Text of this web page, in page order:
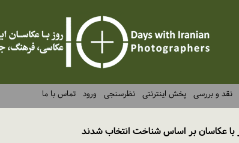
نقد و بررسی پخش اینترنتی نظرسنجی ورود تماس با ما